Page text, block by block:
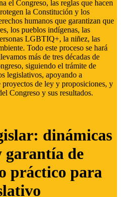
el Congreso, las reglas que hacen
la Constitución y los
humanos que garantizan que
los pueblos indígenas, las
LGBTIQ+, la niñez, las
Todo este proceso se hará
más de tres décadas de
siguiendo el trámite de
legislativos, apoyando a
proyectos de ley y proposiciones, y
Congreso y sus resultados.
dinámicas
garantía de
práctico para